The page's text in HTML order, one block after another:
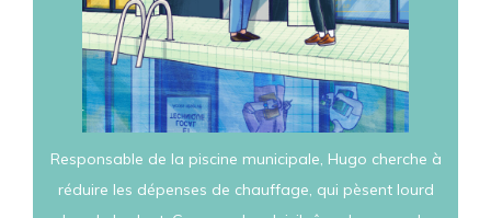
Responsable de la piscine municipale, Hugo cherche à
réduire les dépenses de chauffage, qui pèsent lourd